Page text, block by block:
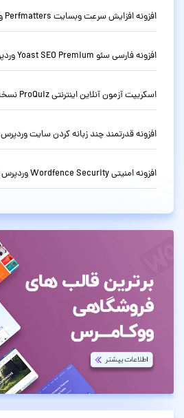
افزونه افزایش سرعت وبسایت Perfmatters وردپرس نسخه 2.6.6
افزونه فارسی سئو Yoast SEO Premium وردپرس نسخه حرفه ای 28.1
اسکریپت آزمون آنلاین اینترنتی ProQuiz نسخه 2.0.2
افزونه قدرتمند چند زبانه کردن سایت وردپرس WPML نسخه 4.9.6
افزونه امنیتی Wordfence Security وردپرس نسخه 8.1.4